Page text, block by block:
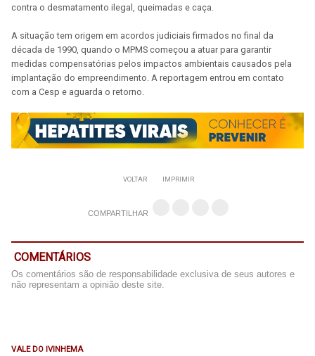
contra o desmatamento ilegal, queimadas e caça.
A situação tem origem em acordos judiciais firmados no final da
década de 1990, quando o MPMS começou a atuar para garantir
medidas compensatórias pelos impactos ambientais causados pela
implantação do empreendimento. A reportagem entrou em contato
com a Cesp e aguarda o retorno.
VOLTAR IMPRIMIR
COMPARTILHAR
COMENTÁRIOS
Os comentários são de responsabilidade exclusiva de seus autores e
não representam a opinião deste site.
VALE DO IVINHEMA